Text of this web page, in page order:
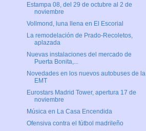
Estampa 08, del 29 de octubre al 2 de
noviembre
Vollmond, luna llena en El Escorial
La remodelación de Prado-Recoletos,
aplazada
Nuevas instalaciones del mercado de
Puerta Bonita,...
Novedades en los nuevos autobuses de la
EMT
Eurostars Madrid Tower, apertura 17 de
noviembre
Música en La Casa Encendida
Ofensiva contra el fútbol madrileño